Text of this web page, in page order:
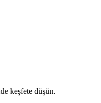
keşfete düşün.